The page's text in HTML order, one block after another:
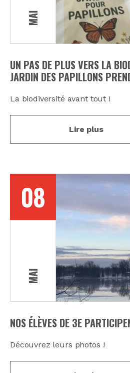
MAI
UN PAS DE PLUS VERS LA
JARDIN DES PAPILLONS
La biodiversité avant tout !
Lire plus
08
MAI
NOS ÉLÈVES DE 3E
Découvrez leurs photos !